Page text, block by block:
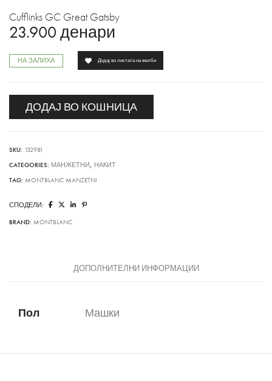
Cufflinks GC Great Gatsby
23.900 денари
НА ЗАЛИХА
ДОДАЈ ВО КОШНИЦА
Додај во листата на желби
SKU: 132981
CATEGORIES: МАНЖЕТНИ, НАКИТ
TAG: MONTBLANC MANZETNI
СПОДЕЛИ:
BRAND: MONTBLANC
ДОПОЛНИТЕЛНИ ИНФОРМАЦИИ
Пол Машки